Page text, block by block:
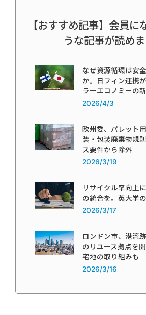
【おすすめ記事】会員に
うな記事が読めま
なぜ資源循環は安
か。日フィン連携
ラーエコノミーの
2026/4/3
欧州委、パレット
装・包装廃棄物規
ス要件から除外
2026/3/19
リサイクル率向上
の統合を。英大学
2026/3/17
ロンドン市、港湾
のリユース拠点を
宅地の取り組みも
2026/3/16